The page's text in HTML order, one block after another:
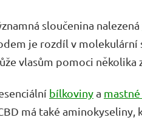
sloučenina nalezená
je rozdíl v
vlasům pomoci několika
bílkovinya
má také